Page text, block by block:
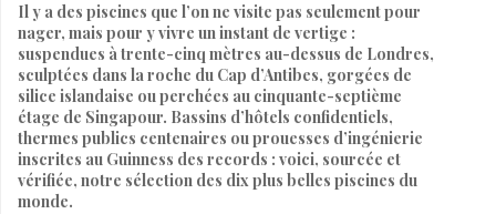
Il y a des piscines que l’on ne visite pas seulement pour
nager, mais pour y vivre un instant de vertige :
suspendues à trente-cinq mètres au-dessus de Londres,
sculptées dans la roche du Cap d’Antibes, gorgées de
silice islandaise ou perchées au cinquante-septième
étage de Singapour. Bassins d’hôtels confidentiels,
thermes publics centenaires ou prouesses d’ingénierie
inscrites au Guinness des records : voici, sourcée et
vérifiée, notre sélection des dix plus belles piscines du
monde.